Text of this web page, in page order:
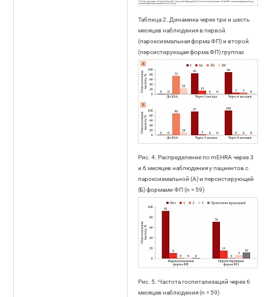
Таблица 2. Динамика через три и шесть
месяцев наблюдения в первой
(пароксизмальная форма ФП) и второй
(персистирующая форма ФП) группах
Рис. 4. Распределение по mEHRA через 3
и 6 месяцев наблюдения у пациентов с
пароксизмальной (А) и персистирующей
(Б) формами ФП (n = 59)
Рис. 5. Частота госпитализаций через 6
месяцев наблюдения (n = 59)